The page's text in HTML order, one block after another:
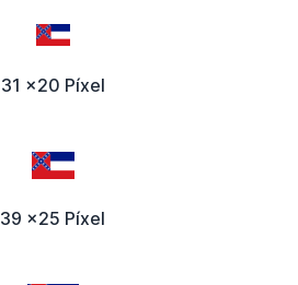
31 x20 Píxel
39 x25 Píxel